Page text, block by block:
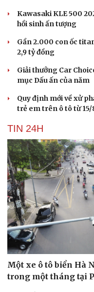
Cải chính
Kawasaki KLE 500
hồi sinh ấn tượng
Gần 2.000 con ốc
2,9 tỷ đồng
Giải thưởng Car
mục Dấu ấn của năm
Quy định mới về xử
trẻ em trên ô tô từ 15/
TIN 24H
Một xe ô tô biển Hà
trong một tháng tại